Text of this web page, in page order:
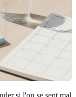
si l'on se sent mal